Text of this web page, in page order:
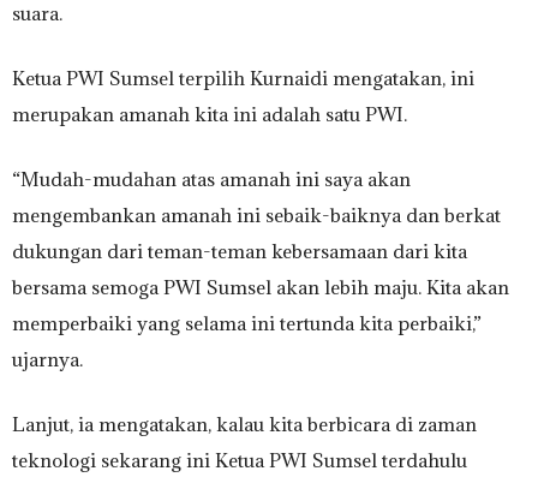
suara.
Ketua PWI Sumsel terpilih Kurnaidi mengatakan, ini
merupakan amanah kita ini adalah satu PWI.
“Mudah-mudahan atas amanah ini saya akan
mengembankan amanah ini sebaik-baiknya dan berkat
dukungan dari teman-teman kebersamaan dari kita
bersama semoga PWI Sumsel akan lebih maju. Kita akan
memperbaiki yang selama ini tertunda kita perbaiki,”
ujarnya.
Lanjut, ia mengatakan, kalau kita berbicara di zaman
teknologi sekarang ini Ketua PWI Sumsel terdahulu